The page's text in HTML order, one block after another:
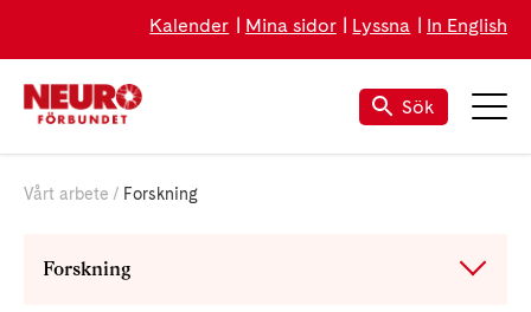
Kalender Mina sidor Lyssna In English
Sök
Vårt arbete Forskning
Forskning